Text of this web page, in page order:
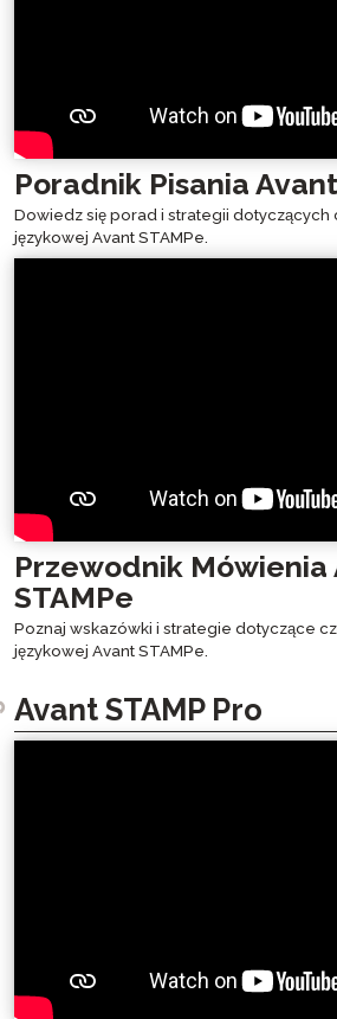
Poradnik Pisania
Dowiedz się porad i strategii
językowej Avant STAMPe.
Przewodnik Mówienia
STAMPe
Poznaj wskazówki i strategie dotyczące
językowej Avant STAMPe.
Avant STAMP Pro